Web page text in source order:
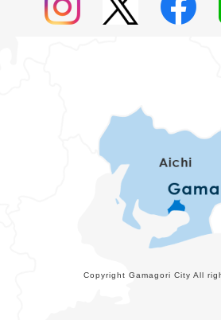
Copyright Gamagori City All